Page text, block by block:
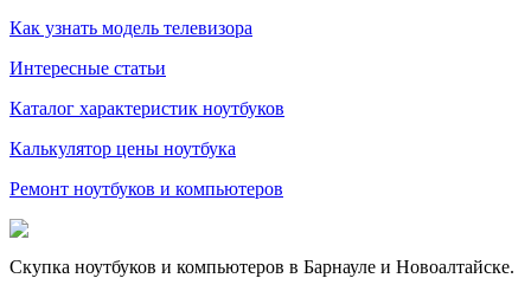
Как узнать модель телевизора
Интересные статьи
Каталог характеристик ноутбуков
Калькулятор цены ноутбука
Ремонт ноутбуков и компьютеров
Скупка ноутбуков и компьютеров в Барнауле и Новоалтайске.